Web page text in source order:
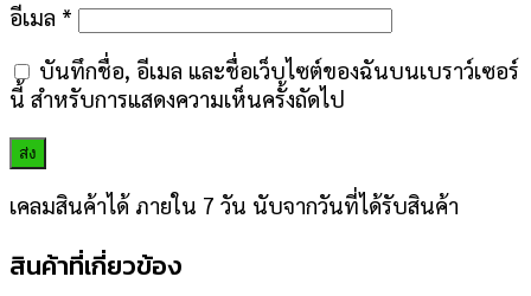
อีเมล *
บันทึกชื่อ, อีเมล และชื่อเว็บไซต์ของฉันบนเบราว์เซอร์
นี้ สำหรับการแสดงความเห็นครั้งถัดไป
เคลมสินค้าได้ ภายใน 7 วัน นับจากวันที่ได้รับสินค้า
สินค้าที่เกี่ยวข้อง